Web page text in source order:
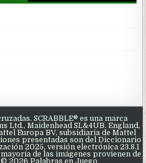
SCRABBLE® es una marca
Ltd., Maidenhead SL&4UB. England,
Europa BV, subsidiaria de Mattel
presentadas son del Diccionario
2025, versión electrónica 23.8.1
de las imágenes provienen de